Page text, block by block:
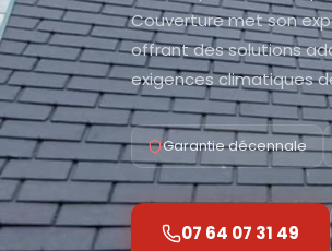
Couverture met son
offrant des solutions
exigences climatiques
Garantie décennale
07 64 07 31 49